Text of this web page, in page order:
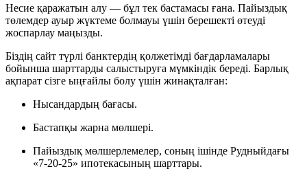
Несие қаражатын алу — бұл тек бастамасы ғана. Пайыздық
төлемдер ауыр жүктеме болмауы үшін берешекті өтеуді
жоспарлау маңызды.
Біздің сайт түрлі банктердің қолжетімді бағдарламалары
бойынша шарттарды салыстыруға мүмкіндік береді. Барлық
ақпарат сізге ыңғайлы болу үшін жинақталған:
Нысандардың бағасы.
Бастапқы жарна мөлшері.
Пайыздық мөлшерлемелер, соның ішінде Рудныйдағы
«7-20-25» ипотекасының шарттары.